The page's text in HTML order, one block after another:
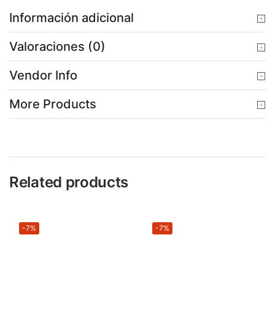
Información adicional
Valoraciones (0)
Vendor Info
More Products
Related products
-7% -7%